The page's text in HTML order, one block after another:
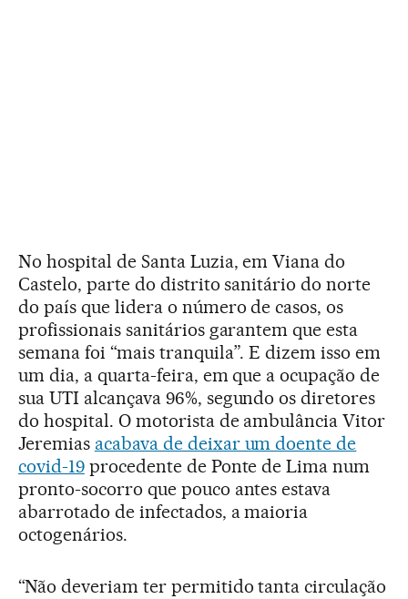
No hospital de Santa Luzia, em Viana do
Castelo, parte do distrito sanitário do norte
do país que lidera o número de casos, os
profissionais sanitários garantem que esta
semana foi “mais tranquila”. E dizem isso em
um dia, a quarta-feira, em que a ocupação de
sua UTI alcançava 96%, segundo os diretores
do hospital. O motorista de ambulância Vitor
Jeremias acabava de deixar um doente de
covid-19procedente de Ponte de Lima num
pronto-socorro que pouco antes estava
abarrotado de infectados, a maioria
octogenários.
“Não deveriam ter permitido tanta circulação